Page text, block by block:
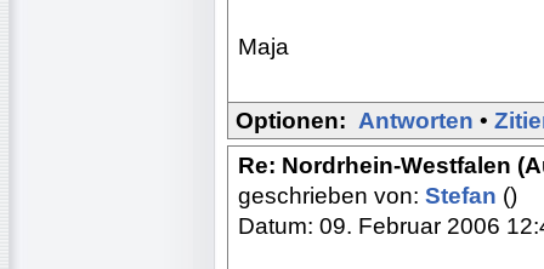
Maja
Optionen: Antworten •
Re: Nordrhein-Westfalen
geschrieben von: Stefan ()
Datum: 09. Februar 2006